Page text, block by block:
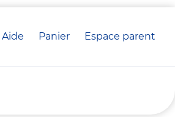
Aide Panier crèche(s)
Espace parent